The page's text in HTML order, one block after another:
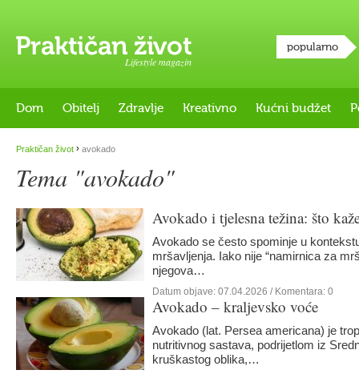
Lifestyle magazin
popularno
Dom Obitelj Zdravlje Kreativno Kućni budžet
Praktičan život › avokado
Tema "avokado"
Avokado i tjelesna težina: što
Avokado se često spominje u
mršavljenja. Iako nije “namirnica za
njegova…
Datum objave: 07.04.2026 / Komentara: 0
Avokado – kraljevsko voće
Avokado (lat. Persea americana) je
nutritivnog sastava, podrijetlom iz
kruškastog oblika,…